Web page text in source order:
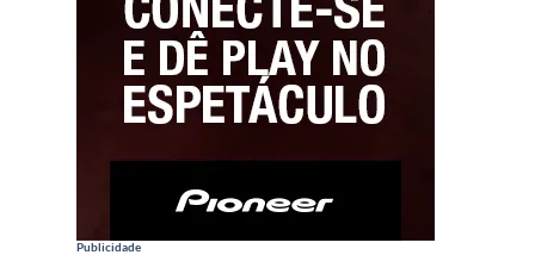
Publicidade